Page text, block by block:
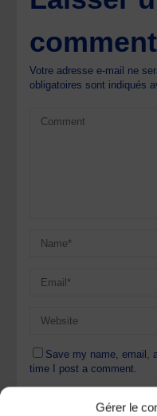
Gérer le
Votre adresse e-mail ne
obligatoires sont indiqués
Save my name, email,
time I post a comment.